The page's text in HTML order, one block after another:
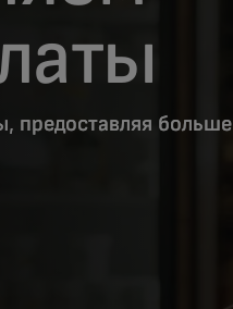
предоставляя больше